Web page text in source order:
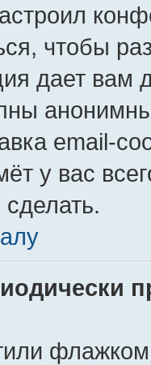
чтобы
дает вам
email-
у вас